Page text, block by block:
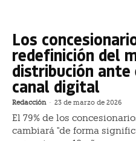
Los
redefinición del
distribución ante
canal digital
Redacción - 23 de marzo de 2026
El 79% de los
cambiará "de forma